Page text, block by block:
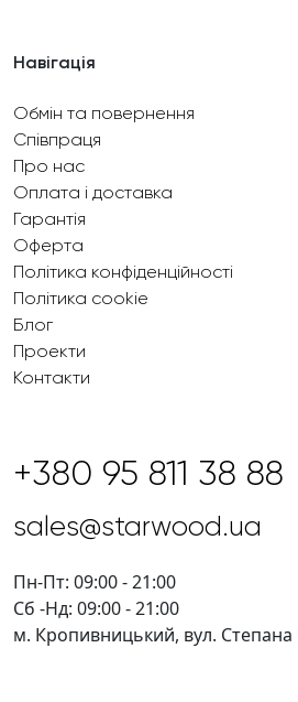
Навігація
Обмін та повернення
Співпраця
Про нас
Оплата і доставка
Гарантія
Оферта
Політика конфіденційності
Політика cookie
Блог
Проекти
Контакти
+380 95 811 38 88
sales@starwood.ua
Пн-Пт: 09:00 - 21:00
Сб -Нд: 09:00 - 21:00
м. Кропивницький, вул. Степана